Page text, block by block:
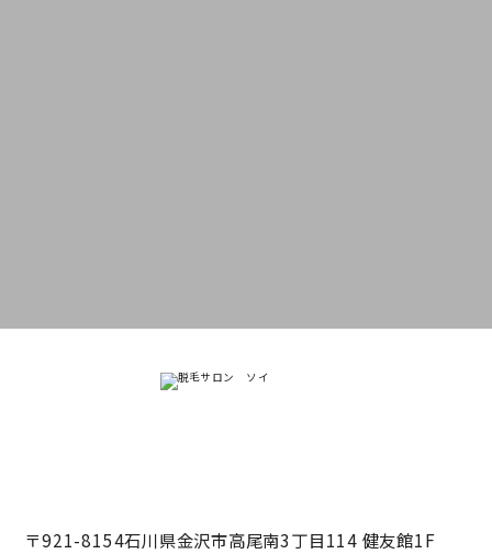
〒921-8154石川県金沢市高尾南3丁目114 健友館1F